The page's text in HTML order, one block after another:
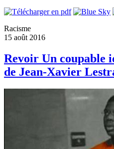
Racisme
15 août 2016
Revoir Un coupable
de Jean-Xavier